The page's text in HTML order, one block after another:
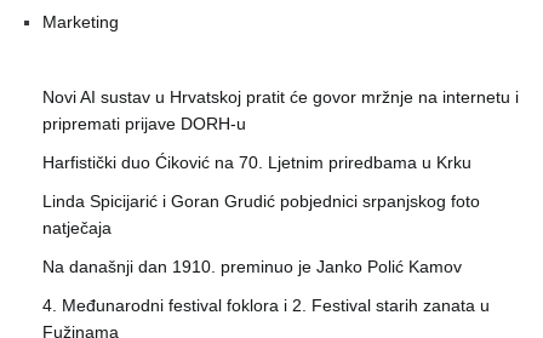
Marketing
Novi AI sustav u Hrvatskoj pratit će govor mržnje na internetu i
pripremati prijave DORH-u
Harfistički duo Ćiković na 70. Ljetnim priredbama u Krku
Linda Spicijarić i Goran Grudić pobjednici srpanjskog foto
natječaja
Na današnji dan 1910. preminuo je Janko Polić Kamov
4. Međunarodni festival foklora i 2. Festival starih zanata u
Fužinama